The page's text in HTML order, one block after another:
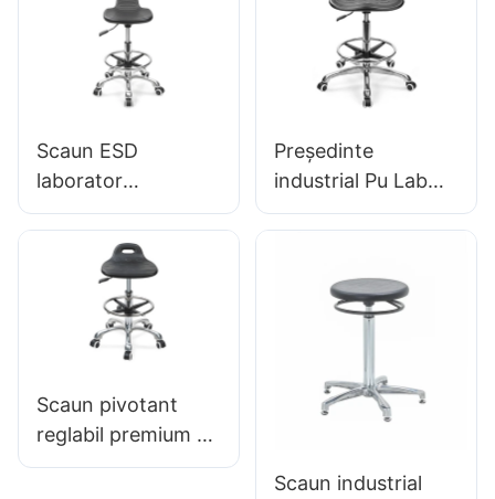
Scaun ESD
laborator
personalizat Scaun
mic Înălțime
reglabilă a
scaunului PU &
Baza de 5 stele
pentru IC de
Președinte
industrial Pu Lab
pentru instituții de
CONSTRUIT BUMĂ
Scaun pivotant
reglabil premium cu
mâner, Scaun cu
Scaun industrial